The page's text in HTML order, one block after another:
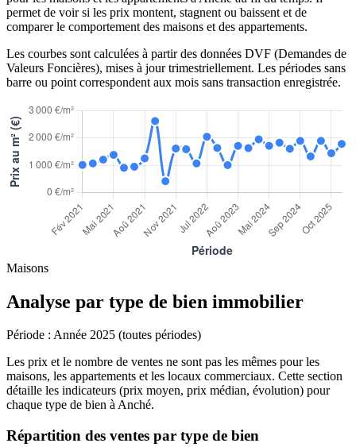
permet de voir si les prix montent, stagnent ou baissent et de
comparer le comportement des maisons et des appartements.
Les courbes sont calculées à partir des données DVF (Demandes de
Valeurs Foncières), mises à jour trimestriellement. Les périodes sans
barre ou point correspondent aux mois sans transaction enregistrée.
Maisons
Analyse par type de bien immobilier
Période : Année 2025 (toutes périodes)
Les prix et le nombre de ventes ne sont pas les mêmes pour les
maisons, les appartements et les locaux commerciaux. Cette section
détaille les indicateurs (prix moyen, prix médian, évolution) pour
chaque type de bien à Anché.
Répartition des ventes par type de bien